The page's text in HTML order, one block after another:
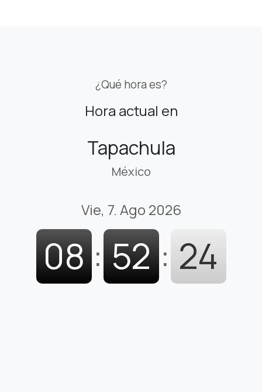
¿Qué hora es?
Hora actual en
Tapachula
México
Vie, 7. Ago 2026
08 : 52 : 25